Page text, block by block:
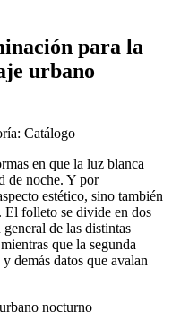
para la
urbano
Catálogo
en que la luz blanca
de noche. Y por
estético, sino también
El folleto se divide en dos
de las distintas
que la segunda
demás datos que avalan
nocturno